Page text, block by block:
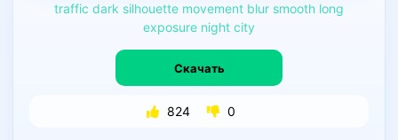
traffic dark silhouette movement blur smooth long
exposure night city
Скачать
824 0